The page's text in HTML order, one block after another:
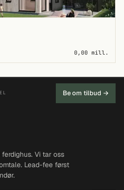
0,00 mill.
Be om tilbud →
Vi tar oss
Lead-fee først